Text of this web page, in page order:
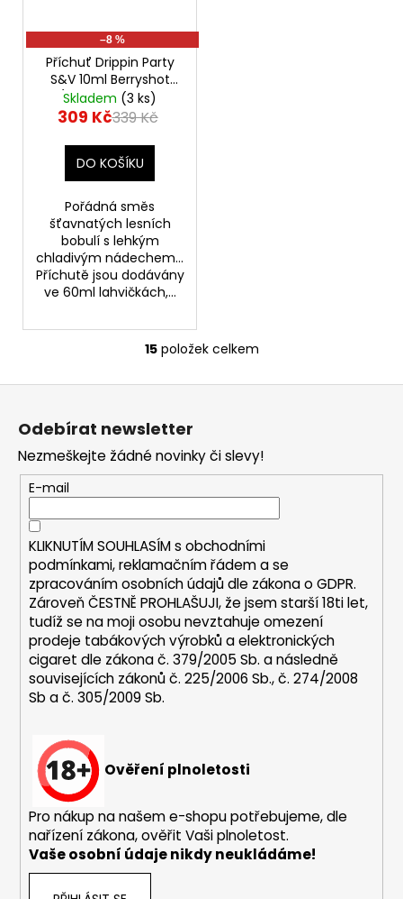
–8 %
Příchuť Drippin Party
S&V 10ml Berryshot
(Kyselé maliny a
sladké borůvky)
Skladem (3 ks)
309 Kč339 Kč
DO KOŠÍKU
Pořádná směs
šťavnatých lesních
bobulí s lehkým
chladivým nádechem...
Příchutě jsou dodávány
ve 60ml lahvičkách,...
O
v
a
c
í
p
r
v
k
y
v
ý
p
i
15položek celkem
Odebírat newsletter
Nezmeškejte žádné novinky či slevy!
E-mail
KLIKNUTÍM SOUHLASÍM s obchodními
podmínkami,reklamačním řádem a se
zpracováním osobních údajů dle zákona oGDPR.
Zároveň ČESTNĚ PROHLAŠUJI, že jsem starší 18ti let,
tudíž se na moji osobu nevztahuje omezení
prodeje tabákových výrobků a elektronických
cigaret dle zákona č. 379/2005 Sb. a následně
souvisejících zákonů č. 225/2006 Sb., č. 274/2008
Sb a č. 305/2009 Sb.
Ověření plnoletosti
Pro nákup na našem e-shopu potřebujeme, dle
nařízení zákona, ověřit Vaši plnoletost.
Vaše osobní údaje nikdy neukládáme!